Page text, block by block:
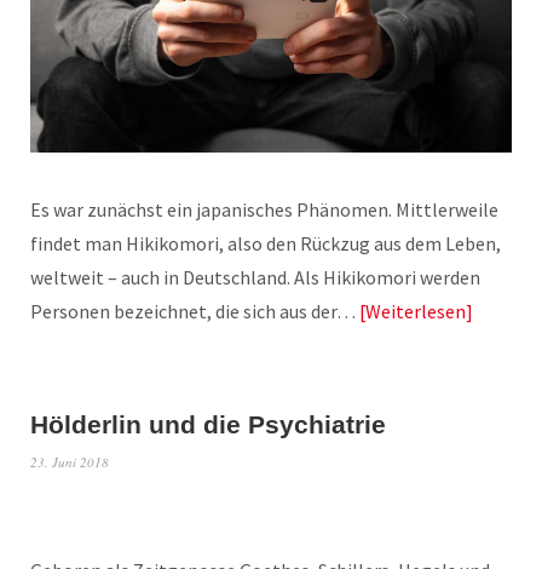
Es war zunächst ein japanisches Phänomen. Mittlerweile
findet man Hikikomori, also den Rückzug aus dem Leben,
weltweit – auch in Deutschland. Als Hikikomori werden
Personen bezeichnet, die sich aus der… Weiterlesen
Hölderlin und die Psychiatrie
23. Juni 2018